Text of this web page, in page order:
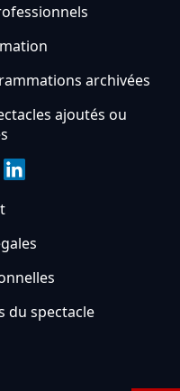
archivées
ajoutés ou
du spectacle